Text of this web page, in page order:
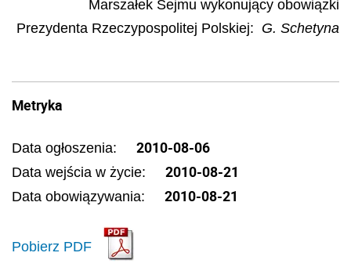
Marszałek Sejmu wykonujący obowiązki
Prezydenta Rzeczypospolitej Polskiej: G. Schetyna
Metryka
Data ogłoszenia: 2010-08-06
Data wejścia w życie: 2010-08-21
Data obowiązywania: 2010-08-21
Pobierz PDF